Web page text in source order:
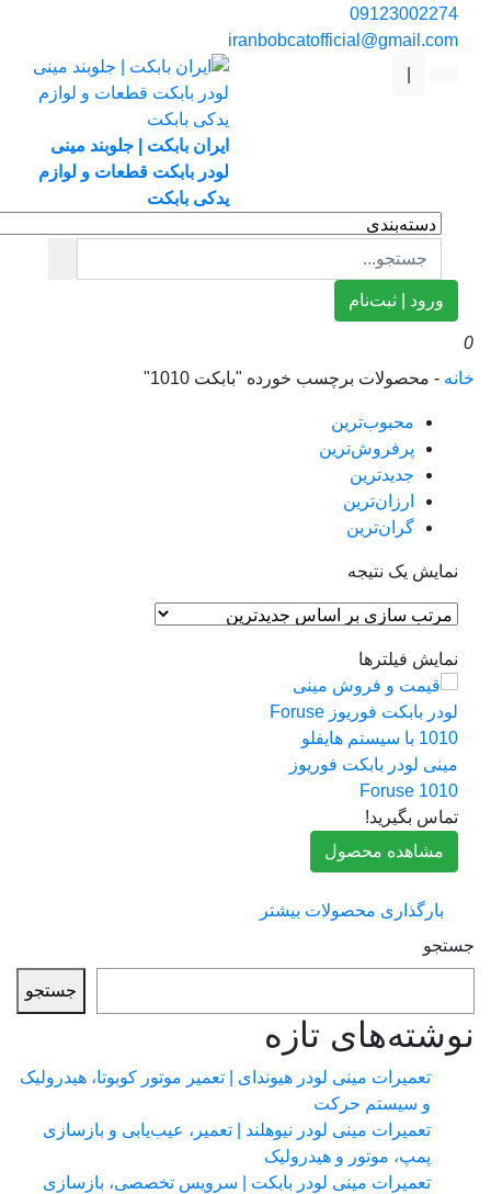
ایران بابکت | جلوبند مینی
لودر بابکت قطعات و لوازم
یدکی بابکت
ورود | ثبت‌نام
-محصولات برچسب خورده "بابکت 1010"
محبوب‌ترین
پرفروش‌ترین
جدیدترین
ارزان‌ترین
گران‌ترین
یک نتیجه
فیلترها
لودر بابکت فوریوز
Foruse
بگیرید!
مشاهده محصول
بارگذاری محصولات بیشتر
جستجو
تازه
تعمیرات مینی لودر هیوندای | تعمیر موتور کوبوتا، هیدرولیک
و سیستم حرکت
تعمیرات مینی لودر نیوهلند | تعمیر، عیب‌یابی و بازسازی
پمپ، موتور و هیدرولیک
تعمیرات مینی لودر بابکت | سرویس تخصصی، بازسازی